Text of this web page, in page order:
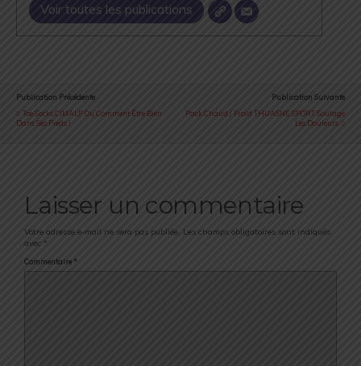
Voir toutes les publications
Publication Précédente
Toe Socks CIMALP Ou Comment Être Bien
Dans Ses Pieds !
Publication Suivante
Pack Chaud / Froid THUASNE SPORT Soulage
Les Douleurs
Laisser un commentaire
Votre adresse e-mail ne sera pas publiée. Les champs obligatoires sont indiqués
avec *
Commentaire *